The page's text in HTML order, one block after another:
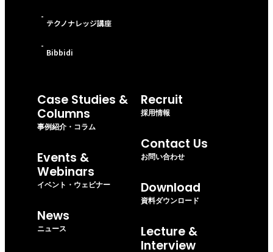
-
テクノナレッジ講座
-
Bibbidi
Case Studies &
Columns
事例紹介・コラム
Events &
Webinars
イベント・ウェビナー
News
ニュース
Recruit
採用情報
Contact Us
お問い合わせ
Download
資料ダウンロード
Lecture &
Interview